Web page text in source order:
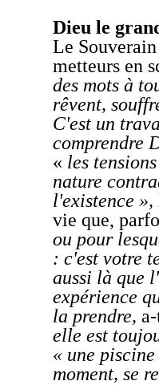
Dieu le
Le
metteurs en
des mots à
rêvent,
C'est un
comprendre
« les
nature
l'existence »,
vie que,
ou pour
: c'est votre
aussi là que
expérience
la prendre,
elle est
« une
moment, se